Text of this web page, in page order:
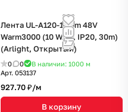
Лента UL-A120-10mm 48V
Warm3000 (10 W/m, IP20, 30m)
(Arlight, Открытый)
0 0 В наличии: 1000 м
Арт. 053137
927.70 ₽/м
В корзину